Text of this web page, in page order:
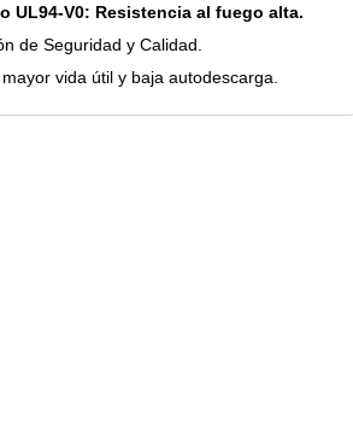
UL94-V0: Resistencia al fuego alta.
de Seguridad y Calidad.
vida útil y baja autodescarga.